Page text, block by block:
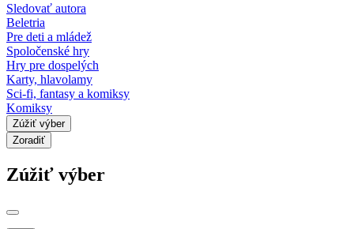
Sledovať autora
Beletria
Pre deti a mládež
Spoločenské hry
Hry pre dospelých
Karty, hlavolamy
Sci-fi, fantasy a komiksy
Komiksy
Zúžiť výber
Zoradiť
Zúžiť výber